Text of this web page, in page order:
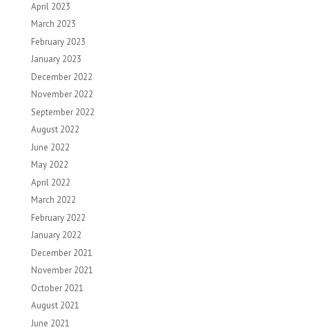
April 2023
March 2023
February 2023
January 2023
December 2022
November 2022
September 2022
August 2022
June 2022
May 2022
April 2022
March 2022
February 2022
January 2022
December 2021
November 2021
October 2021
August 2021
June 2021